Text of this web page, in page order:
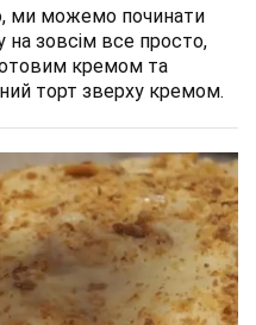
ми можемо починати
зовсім все просто,
кремом та
торт зверху кремом.